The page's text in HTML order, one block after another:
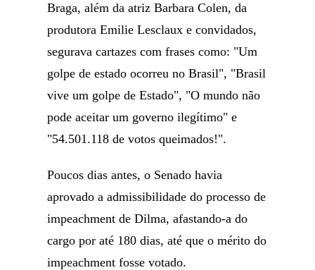
Braga, além da atriz Barbara Colen, da
produtora Emilie Lesclaux e convidados,
segurava cartazes com frases como: "Um
golpe de estado ocorreu no Brasil", "Brasil
vive um golpe de Estado", "O mundo não
pode aceitar um governo ilegítimo" e
"54.501.118 de votos queimados!".
Poucos dias antes, o Senado havia
aprovado a admissibilidade do processo de
impeachment de Dilma, afastando-a do
cargo por até 180 dias, até que o mérito do
impeachment fosse votado.